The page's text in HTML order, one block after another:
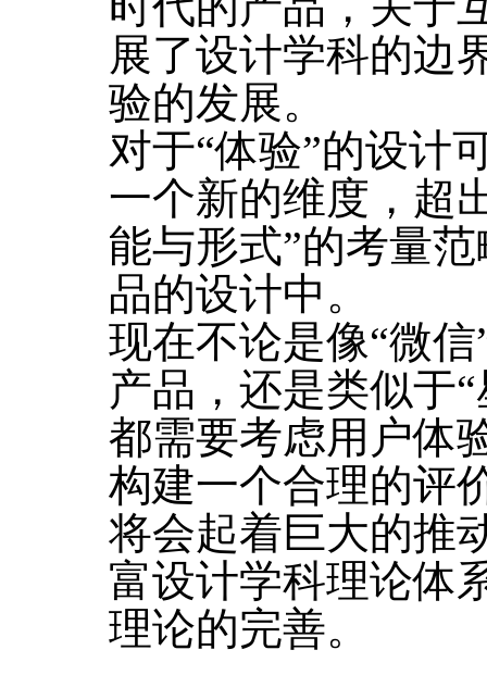
展了设计学科的边
验的发展。
对于“体验”的设计
一个新的维度，超
能与形式”的考量
品的设计中。
现在不论是像“微
产品，还是类似于
都需要考虑用户体
构建一个合理的评
将会起着巨大的推
富设计学科理论体
理论的完善。